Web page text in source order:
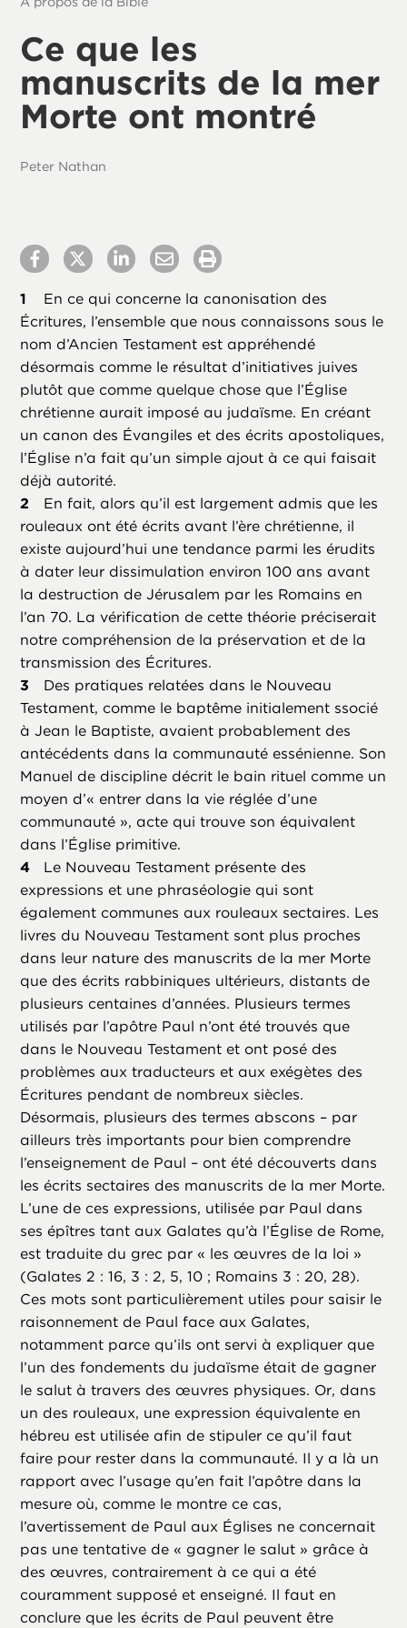
Ce que les
manuscrits de la mer
Morte ont montré
Peter Nathan
En ce qui concerne la canonisation des
Écritures, l’ensemble que nous connaissons sous le
nom d’Ancien Testament est appréhendé
désormais comme le résultat d’initiatives juives
plutôt que comme quelque chose que l’Église
chrétienne aurait imposé au judaïsme. En créant
un canon des Évangiles et des écrits apostoliques,
l’Église n’a fait qu’un simple ajout à ce qui faisait
déjà autorité.
En fait, alors qu’il est largement admis que les
rouleaux ont été écrits avant l’ère chrétienne, il
existe aujourd’hui une tendance parmi les érudits
à dater leur dissimulation environ 100 ans avant
la destruction de Jérusalem par les Romains en
l’an 70. La vérification de cette théorie préciserait
notre compréhension de la préservation et de la
transmission des Écritures.
Des pratiques relatées dans le Nouveau
Testament, comme le baptême initialement ssocié
à Jean le Baptiste, avaient probablement des
antécédents dans la communauté essénienne. Son
Manuel de discipline décrit le bain rituel comme un
moyen d’« entrer dans la vie réglée d’une
communauté », acte qui trouve son équivalent
dans l’Église primitive.
Le Nouveau Testament présente des
expressions et une phraséologie qui sont
également communes aux rouleaux sectaires. Les
livres du Nouveau Testament sont plus proches
dans leur nature des manuscrits de la mer Morte
que des écrits rabbiniques ultérieurs, distants de
plusieurs centaines d’années. Plusieurs termes
utilisés par l’apôtre Paul n’ont été trouvés que
dans le Nouveau Testament et ont posé des
problèmes aux traducteurs et aux exégètes des
Écritures pendant de nombreux siècles.
Désormais, plusieurs des termes abscons – par
ailleurs très importants pour bien comprendre
l’enseignement de Paul – ont été découverts dans
les écrits sectaires des manuscrits de la mer Morte.
L’une de ces expressions, utilisée par Paul dans
ses épîtres tant aux Galates qu’à l’Église de Rome,
est traduite du grec par « les œuvres de la loi »
(Galates 2 : 16, 3 : 2, 5, 10 ; Romains 3 : 20, 28).
Ces mots sont particulièrement utiles pour saisir le
raisonnement de Paul face aux Galates,
notamment parce qu’ils ont servi à expliquer que
l’un des fondements du judaïsme était de gagner
le salut à travers des œuvres physiques. Or, dans
un des rouleaux, une expression équivalente en
hébreu est utilisée afin de stipuler ce qu’il faut
faire pour rester dans la communauté. Il y a là un
rapport avec l’usage qu’en fait l’apôtre dans la
mesure où, comme le montre ce cas,
l’avertissement de Paul aux Églises ne concernait
pas une tentative de « gagner le salut » grâce à
des œuvres, contrairement à ce qui a été
couramment supposé et enseigné. Il faut en
conclure que les écrits de Paul peuvent être